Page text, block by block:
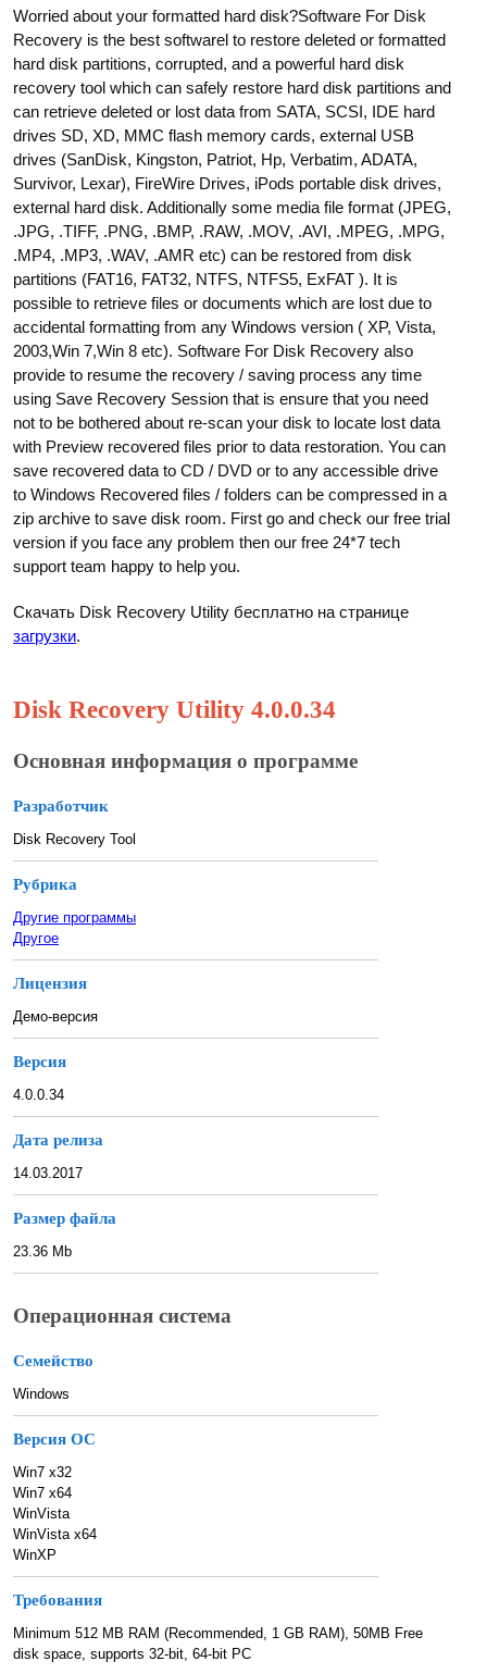
Worried about your formatted hard disk?Software For Disk
Recovery is the best softwarel to restore deleted or formatted
hard disk partitions, corrupted, and a powerful hard disk
recovery tool which can safely restore hard disk partitions and
can retrieve deleted or lost data from SATA, SCSI, IDE hard
drives SD, XD, MMC flash memory cards, external USB
drives (SanDisk, Kingston, Patriot, Hp, Verbatim, ADATA,
Survivor, Lexar), FireWire Drives, iPods portable disk drives,
external hard disk. Additionally some media file format (JPEG,
.JPG, .TIFF, .PNG, .BMP, .RAW, .MOV, .AVI, .MPEG, .MPG,
.MP4, .MP3, .WAV, .AMR etc) can be restored from disk
partitions (FAT16, FAT32, NTFS, NTFS5, ExFAT ). It is
possible to retrieve files or documents which are lost due to
accidental formatting from any Windows version ( XP, Vista,
2003,Win 7,Win 8 etc). Software For Disk Recovery also
provide to resume the recovery / saving process any time
using Save Recovery Session that is ensure that you need
not to be bothered about re-scan your disk to locate lost data
with Preview recovered files prior to data restoration. You can
save recovered data to CD / DVD or to any accessible drive
to Windows Recovered files / folders can be compressed in a
zip archive to save disk room. First go and check our free trial
version if you face any problem then our free 24*7 tech
support team happy to help you.
Скачать Disk Recovery Utility бесплатно на странице
загрузки.
Disk Recovery Utility 4.0.0.34
Основная информация о программе
Разработчик
Disk Recovery Tool
Рубрика
Другие программы
Другое
Лицензия
Демо-версия
Версия
4.0.0.34
Дата релиза
14.03.2017
Размер файла
23.36 Mb
Операционная система
Семейство
Windows
Версия ОС
Win7 x32
Win7 x64
WinVista
WinVista x64
WinXP
Требования
Minimum 512 MB RAM (Recommended, 1 GB RAM), 50MB Free
disk space, supports 32-bit, 64-bit PC